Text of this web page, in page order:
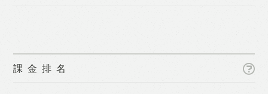
Like Facebook Twitter Line
保留隨時增減本付費服務內容的權利，包
括但不限於漫畫、節目、小說等欄目及內
課金排名